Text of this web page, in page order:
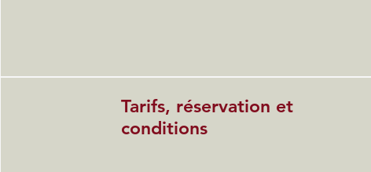
Tarifs, réservation et
conditions